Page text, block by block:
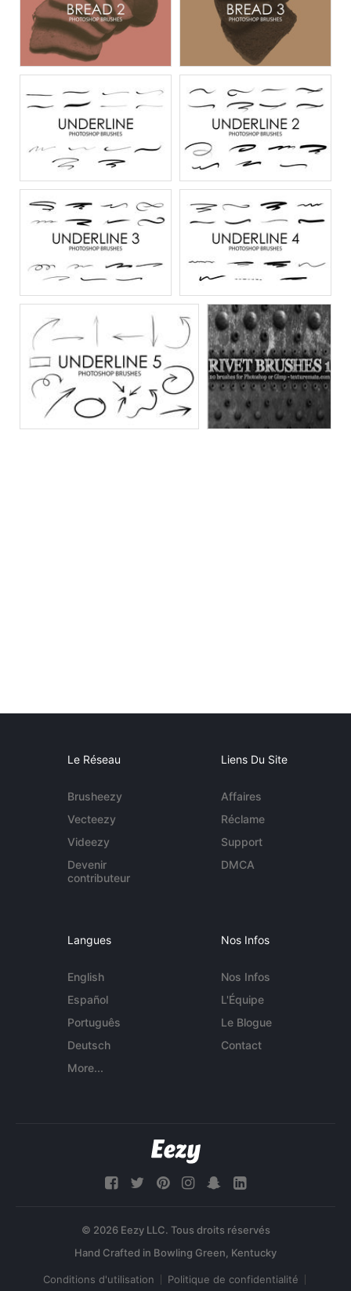
Le Réseau
Brusheezy
Vecteezy
Videezy
Devenir
contributeur
Liens Du Site
Affaires
Réclame
Support
DMCA
Langues
English
Español
Português
Deutsch
More...
Nos Infos
Nos Infos
L'Équipe
Le Blogue
Contact
© 2026 Eezy LLC. Tous droits réservés
Conditions d'utilisation Politique de confidentialité